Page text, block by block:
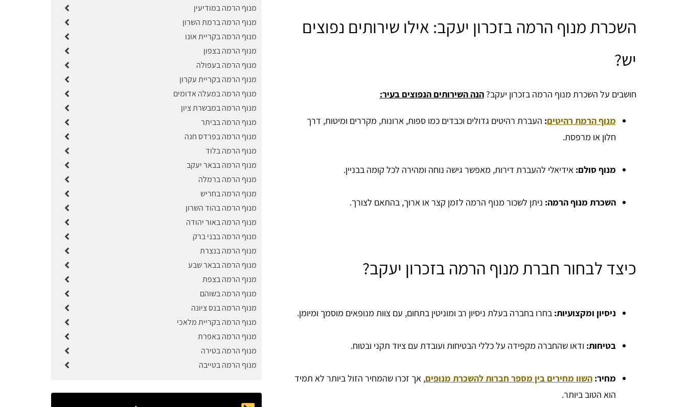
השכרת מנוף הרמה בזכרון יעקב: אילו שירותים נפוצים
יש?
חושבים על השכרת מנוף הרמה בזכרון יעקב?הנה השירותים הנפוצים בעיר:
מנוף הרמת רהיטים: העברת רהיטים גדולים וכבדים כמו ספות, ארונות, מקררים ומיטות, דרך
חלון או מרפסת.
מנוף סולם: אידיאלי להעברת דירות, מאפשר גישה נוחה ומהירה לכל קומה בבניין.
השכרת מנוף הרמה: ניתן לשכור מנוף הרמה לזמן קצר או ארוך, בהתאם לצורך.
כיצד לבחור חברת מנוף הרמה בזכרון יעקב?
ניסיון ומקצועיות:בחרו בחברה בעלת ניסיון רב ומוניטין בתחום, עם צוות מנופאים מוסמך ומיומן.
בטיחות: ודאו שהחברה מקפידה על כללי הבטיחות ועובדת עם ציוד תקני ובטוח.
מחיר: השוו מחירים בין מספר חברות להשכרת מנופים, אך זכרו שהמחיר הזול ביותר לא תמיד
הוא הטוב ביותר.
מנוף הרמה במודיעין
מנוף הרמה ברמת השרון
מנוף הרמה בקריית אונו
מנוף הרמה בצפון
מנוף הרמה בעפולה
מנוף הרמה בקריית עקרון
מנוף הרמה במעלה אדומים
מנוף הרמה במבשרת ציון
מנוף הרמה בביתר
מנוף הרמה בפרדס חנה
מנוף הרמה בלוד
מנוף הרמה בבאר יעקב
מנוף הרמה ברמלה
מנוף הרמה בחריש
מנוף הרמה בהוד השרון
מנוף הרמה באור יהודה
מנוף הרמה בבני ברק
מנוף הרמה בנצרת
מנוף הרמה בבאר שבע
מנוף הרמה בצפת
מנוף הרמה בשוהם
מנוף הרמה בנס ציונה
מנוף הרמה בקריית מלאכי
מנוף הרמה באפרת
מנוף הרמה בטירה
מנוף הרמה בטייבה